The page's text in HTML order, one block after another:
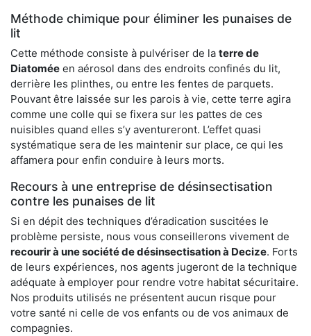
Méthode chimique pour éliminer les punaises de
lit
Cette méthode consiste à pulvériser de la terre de
Diatomée en aérosol dans des endroits confinés du lit,
derrière les plinthes, ou entre les fentes de parquets.
Pouvant être laissée sur les parois à vie, cette terre agira
comme une colle qui se fixera sur les pattes de ces
nuisibles quand elles s’y aventureront. L’effet quasi
systématique sera de les maintenir sur place, ce qui les
affamera pour enfin conduire à leurs morts.
Recours à une entreprise de désinsectisation
contre les punaises de lit
Si en dépit des techniques d’éradication suscitées le
problème persiste, nous vous conseillerons vivement de
recourir à une société de désinsectisation à Decize. Forts
de leurs expériences, nos agents jugeront de la technique
adéquate à employer pour rendre votre habitat sécuritaire.
Nos produits utilisés ne présentent aucun risque pour
votre santé ni celle de vos enfants ou de vos animaux de
compagnies.